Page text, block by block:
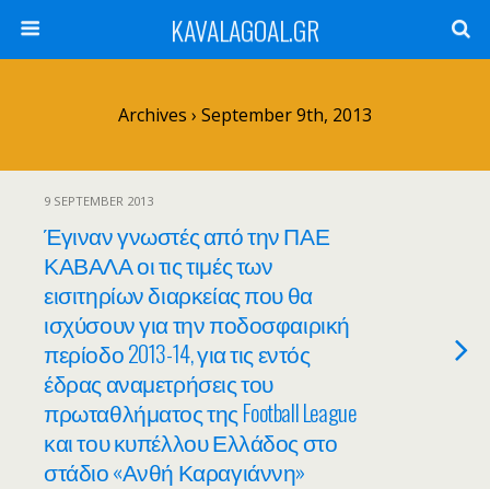
KAVALAGOAL.GR
Archives › September 9th, 2013
9 SEPTEMBER 2013
Έγιναν γνωστές από την ΠΑΕ
ΚΑΒΑΛΑ οι τις τιμές των
εισιτηρίων διαρκείας που θα
ισχύσουν για την ποδοσφαιρική
περίοδο 2013-14, για τις εντός
έδρας αναμετρήσεις του
πρωταθλήματος της Football League
και του κυπέλλου Ελλάδος στο
στάδιο «Ανθή Καραγιάννη»